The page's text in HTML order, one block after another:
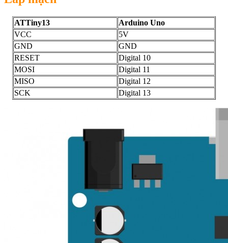
ATTiny13
Arduino Uno
VCC
5V
GND
GND
RESET
Digital 10
MOSI
Digital 11
MISO
Digital 12
SCK
Digital 13